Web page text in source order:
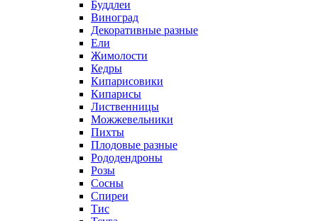
Буддлеи
Виноград
Декоративные разные
Ели
Жимолости
Кедры
Кипарисовики
Кипарисы
Лиственницы
Можжевельники
Пихты
Плодовые разные
Рододендроны
Розы
Сосны
Спиреи
Тис